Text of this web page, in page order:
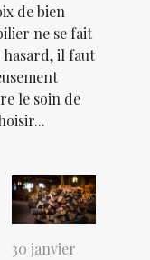
de bien
ne se fait
hasard, il faut
le soin de
30 janvier